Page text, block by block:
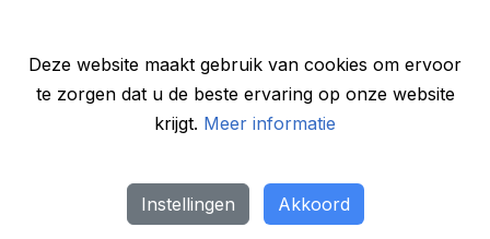
Deze website maakt gebruik van cookies om ervoor
te zorgen dat u de beste ervaring op onze website
krijgt. Meer informatie
Instellingen Akkoord
te behalen en roept iedereen op om onderdeel te
worden van deze duurzame missie.